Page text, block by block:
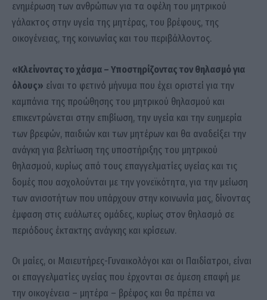
ενημέρωση των ανθρώπων για τα οφέλη του μητρικού
γάλακτος στην υγεία της μητέρας, του βρέφους, της
οικογένειας, της κοινωνίας και του περιβάλλοντος.
«Κλείνοντας το χάσμα – Υποστηρίζοντας τον θηλασμό για
όλους» είναι το φετινό μήνυμα που έχει οριστεί για την
καμπάνια της προώθησης του μητρικού θηλασμού και
επικεντρώνεται στην επιβίωση, την υγεία και την ευημερία
των βρεφών, παιδιών και των μητέρων και θα αναδείξει την
ανάγκη για βελτίωση της υποστήριξης του μητρικού
θηλασμού, κυρίως από τους επαγγελματίες υγείας και τις
δομές που ασχολούνται με την γονεϊκότητα, για την μείωση
των ανισοτήτων που υπάρχουν στην κοινωνία μας, δίνοντας
έμφαση στις ευάλωτες ομάδες, κυρίως στον θηλασμό σε
περιόδους έκτακτης ανάγκης και κρίσεων.
Οι μαίες, οι Μαιευτήρες-Γυναικολόγοι και οι Παιδίατροι, είναι
οι επαγγελματίες υγείας που έρχονται σε άμεση επαφή με
την οικογένεια – μητέρα – βρέφος και θα πρέπει να